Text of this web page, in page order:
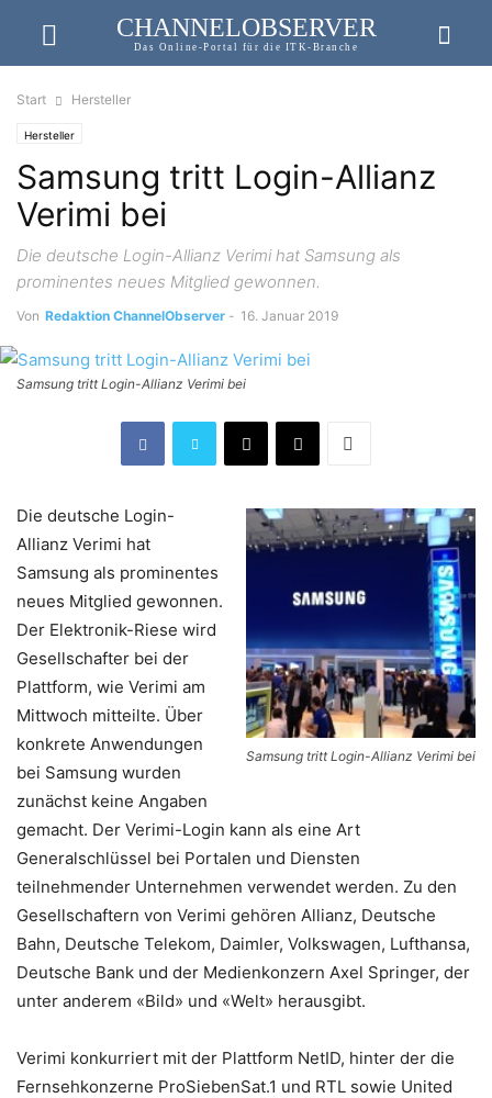
CHANNELOBSERVER
Das Online-Portal für die ITK-Branche
Start Hersteller
Hersteller
Samsung tritt Login-Allianz
Verimi bei
Die deutsche Login-Allianz Verimi hat Samsung als
prominentes neues Mitglied gewonnen.
Von Redaktion ChannelObserver - 16. Januar 2019
Samsung tritt Login-Allianz Verimi bei
Samsung tritt Login-Allianz Verimi bei
Die deutsche Login-
Allianz Verimi hat
Samsung als prominentes
neues Mitglied gewonnen.
Der Elektronik-Riese wird
Gesellschafter bei der
Plattform, wie Verimi am
Mittwoch mitteilte. Über
konkrete Anwendungen
bei Samsung wurden
zunächst keine Angaben
gemacht. Der Verimi-Login kann als eine Art
Generalschlüssel bei Portalen und Diensten
teilnehmender Unternehmen verwendet werden. Zu den
Gesellschaftern von Verimi gehören Allianz, Deutsche
Bahn, Deutsche Telekom, Daimler, Volkswagen, Lufthansa,
Deutsche Bank und der Medienkonzern Axel Springer, der
unter anderem «Bild» und «Welt» herausgibt.
Verimi konkurriert mit der Plattform NetID, hinter der die
Fernsehkonzerne ProSiebenSat.1 und RTL sowie United